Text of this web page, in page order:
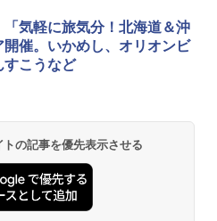
未来【完全版】
2026～2027 地球の歩き方D アジア
ーズコレクション 山善] ポップアッ
傘みたいに広げて畳める パッとサ
ェード キューブ フルクローズ メ
単設置 ワンタッチテント キャンプ
(パイクスピーク) 着替えテン
バシー テント 【中が透けない】 1
たたみ 防災グッズ 災害用トイレ ビ
ニック ポップアップテント 携帯 簡
パラソル 大型 ビーチ アウトドアパ
ーデン サイトシート付 折りたたみ
ット 4段階高さ調整 軽量 収納袋付
ステンレス保冷剤 2個セット 2
ーアル 急速冷凍 空間倍増 衛生的
保冷力長持ち
「気軽に旅気分！北海道＆沖
開催。いかめし、オリオンビ
すこうなど
の記事を優先表示させる